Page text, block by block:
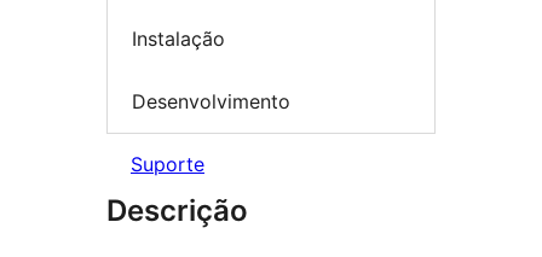
Instalação
Desenvolvimento
Suporte
Descrição